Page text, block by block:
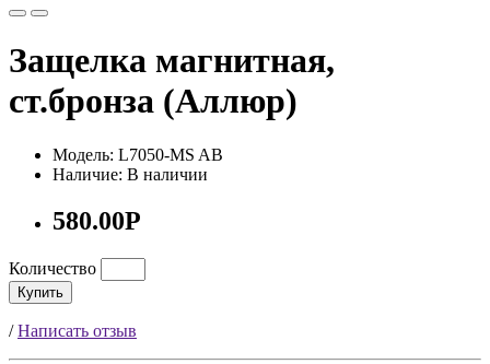
Защелка магнитная,
ст.бронза (Аллюр)
Модель: L7050-MS AB
Наличие: В наличии
580.00Р
Количество
Купить
/Написать отзыв